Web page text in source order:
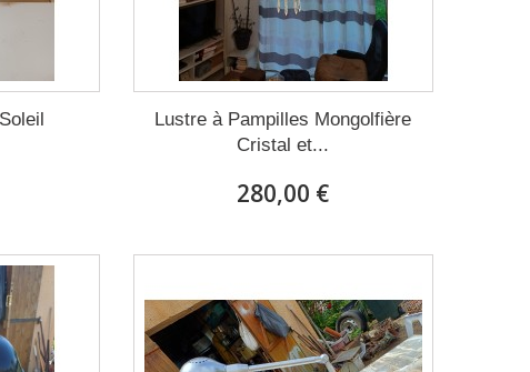
Lustre à Pampilles Mongolfière
Cristal et...
280,00 €